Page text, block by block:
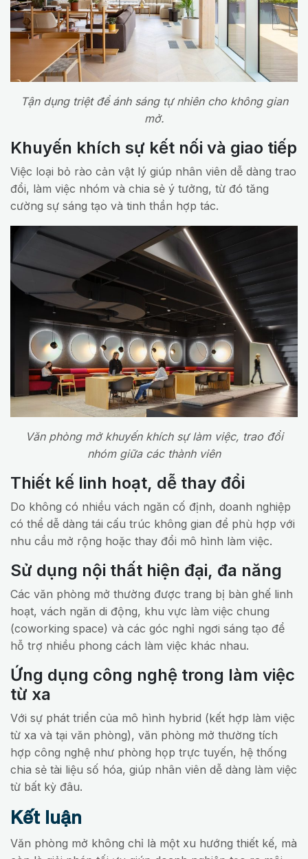
Tận dụng triệt để ánh sáng tự nhiên cho không gian
mở.
Khuyến khích sự kết nối và giao tiếp
Việc loại bỏ rào cản vật lý giúp nhân viên dễ dàng trao
đổi, làm việc nhóm và chia sẻ ý tưởng, từ đó tăng
cường sự sáng tạo và tinh thần hợp tác.
Văn phòng mở khuyến khích sự làm việc, trao đổi
nhóm giữa các thành viên
Thiết kế linh hoạt, dễ thay đổi
Do không có nhiều vách ngăn cố định, doanh nghiệp
có thể dễ dàng tái cấu trúc không gian để phù hợp với
nhu cầu mở rộng hoặc thay đổi mô hình làm việc.
Sử dụng nội thất hiện đại, đa năng
Các văn phòng mở thường được trang bị bàn ghế linh
hoạt, vách ngăn di động, khu vực làm việc chung
(coworking space) và các góc nghỉ ngơi sáng tạo để
hỗ trợ nhiều phong cách làm việc khác nhau.
Ứng dụng công nghệ trong làm việc
từ xa
Với sự phát triển của mô hình hybrid (kết hợp làm việc
từ xa và tại văn phòng), văn phòng mở thường tích
hợp công nghệ như phòng họp trực tuyến, hệ thống
chia sẻ tài liệu số hóa, giúp nhân viên dễ dàng làm việc
từ bất kỳ đâu.
Kết luận
Văn phòng mở không chỉ là một xu hướng thiết kế, mà